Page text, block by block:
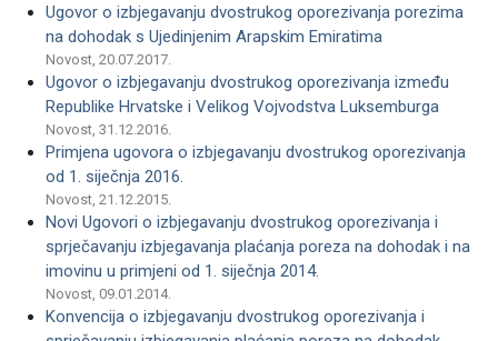
Ugovor o izbjegavanju dvostrukog oporezivanja porezima
na dohodak s Ujedinjenim Arapskim Emiratima
Novost, 20.07.2017.
Ugovor o izbjegavanju dvostrukog oporezivanja između
Republike Hrvatske i Velikog Vojvodstva Luksemburga
Novost, 31.12.2016.
Primjena ugovora o izbjegavanju dvostrukog oporezivanja
od 1. siječnja 2016.
Novost, 21.12.2015.
Novi Ugovori o izbjegavanju dvostrukog oporezivanja i
sprječavanju izbjegavanja plaćanja poreza na dohodak i na
imovinu u primjeni od 1. siječnja 2014.
Novost, 09.01.2014.
Konvencija o izbjegavanju dvostrukog oporezivanja i